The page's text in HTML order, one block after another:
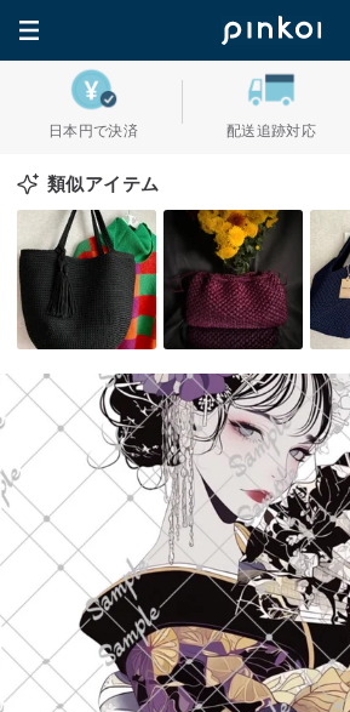
日本円で決済 配送追跡対応
類似アイテム